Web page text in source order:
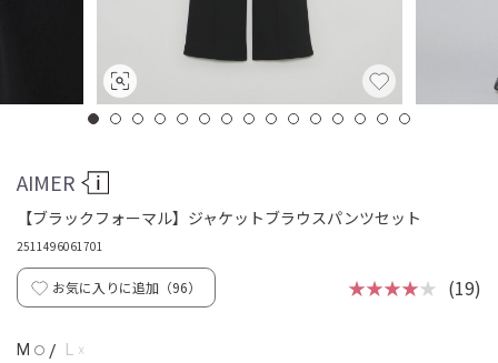
AIMER
【ブラックフォーマル】ジャケットブラウスパンツセット
2511496061701
お気に入りに追加（96） ★★★★★ (19)
M ◯ / ☓